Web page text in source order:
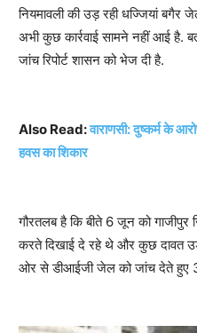
नियमावली की उड़ रही धज्जियां बगैर
अभी कुछ कार्रवाई सामने नहीं आई है.
जांच रिपोर्ट शासन को भेज दी है.
Also Read:वाराणसी: दुष्कर्म के
हवस का शिकार
गौरतलब है कि बीते 6 जून को गाजीपुर
करते दिखाई दे रहे थे और कुछ दावत
ओर से डीआईजी जेल को जांच देते हुए 3